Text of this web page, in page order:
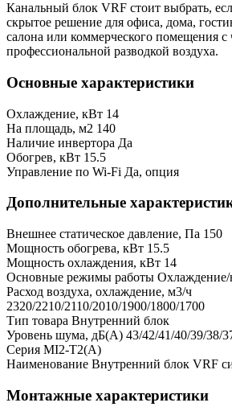
Канальный блок VRF стоит выбрать,
скрытое решение для офиса, дома,
салона или коммерческого помещения
профессиональной разводкой воздуха.
Основные характеристики
Охлаждение, кВт 14
На площадь, м2 140
Наличие инвертора Да
Обогрев, кВт 15.5
Управление по Wi-Fi Да, опция
Дополнительные
Внешнее статическое давление, Па 150
Мощность обогрева, кВт 15.5
Мощность охлаждения, кВт 14
Основные режимы работы Охлаждение/
Расход воздуха, охлаждение, м3/ч
2320/2210/2110/2010/1900/1800/1700
Тип товара Внутренний блок
Уровень шума, дБ(А) 43/42/41/40/39/38/
Серия MI2-T2(A)
Наименование Внутренний блок VRF
Монтажные характеристики